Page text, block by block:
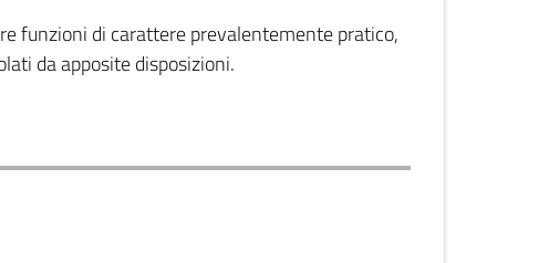
funzioni di carattere prevalentemente pratico,
da apposite disposizioni.